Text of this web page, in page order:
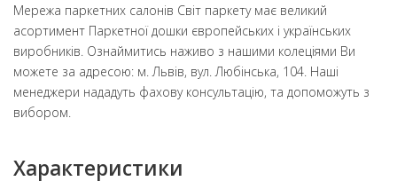
Мережа паркетних салонів Світ паркету має великий
асортимент Паркетної дошки європейських і українських
виробників. Ознаймитись наживо з нашими колеціями Ви
можете за адресою: м. Львів, вул. Любінська, 104. Наші
менеджери нададуть фахову консультацію, та допоможуть з
вибором.
Характеристики